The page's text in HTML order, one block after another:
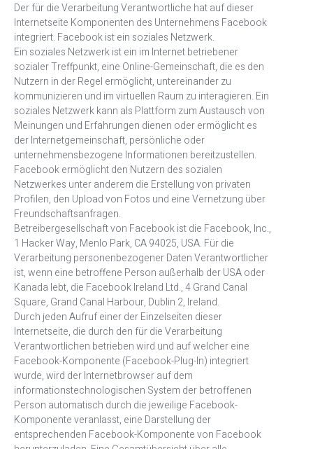
Der für die Verarbeitung Verantwortliche hat auf dieser
Internetseite Komponenten des Unternehmens Facebook
integriert. Facebook ist ein soziales Netzwerk.
Ein soziales Netzwerk ist ein im Internet betriebener
sozialer Treffpunkt, eine Online-Gemeinschaft, die es den
Nutzern in der Regel ermöglicht, untereinander zu
kommunizieren und im virtuellen Raum zu interagieren. Ein
soziales Netzwerk kann als Plattform zum Austausch von
Meinungen und Erfahrungen dienen oder ermöglicht es
der Internetgemeinschaft, persönliche oder
unternehmensbezogene Informationen bereitzustellen.
Facebook ermöglicht den Nutzern des sozialen
Netzwerkes unter anderem die Erstellung von privaten
Profilen, den Upload von Fotos und eine Vernetzung über
Freundschaftsanfragen.
Betreibergesellschaft von Facebook ist die Facebook, Inc.,
1 Hacker Way, Menlo Park, CA 94025, USA. Für die
Verarbeitung personenbezogener Daten Verantwortlicher
ist, wenn eine betroffene Person außerhalb der USA oder
Kanada lebt, die Facebook Ireland Ltd., 4 Grand Canal
Square, Grand Canal Harbour, Dublin 2, Ireland.
Durch jeden Aufruf einer der Einzelseiten dieser
Internetseite, die durch den für die Verarbeitung
Verantwortlichen betrieben wird und auf welcher eine
Facebook-Komponente (Facebook-Plug-In) integriert
wurde, wird der Internetbrowser auf dem
informationstechnologischen System der betroffenen
Person automatisch durch die jeweilige Facebook-
Komponente veranlasst, eine Darstellung der
entsprechenden Facebook-Komponente von Facebook